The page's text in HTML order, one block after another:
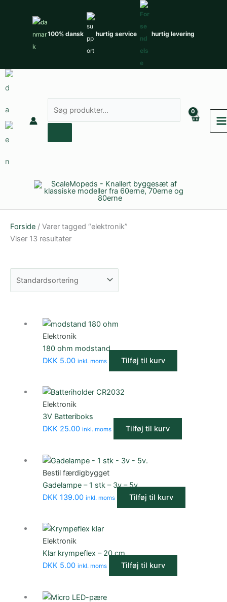
100% dansk hurtig service hurtig levering
Søg
Forside / Varer tagged “elektronik”
Viser 13 resultater
Elektronik
180 ohm modstand
DKK 5.00 inkl. moms Tilføj til kurv
Elektronik
3V Batteriboks
DKK 25.00 inkl. moms Tilføj til kurv
Bestil færdigbygget
Gadelampe – 1 stk – 3v – 5v.
DKK 139.00 inkl. moms Tilføj til kurv
Elektronik
Klar krympeflex – 20 cm
DKK 5.00 inkl. moms Tilføj til kurv